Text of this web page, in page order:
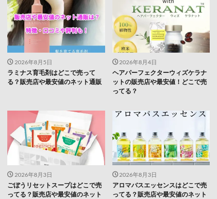
2026年8月5日
ラミナス育毛剤はどこで売って
る？販売店や最安値のネット通販
2026年8月4日
ヘアパーフェクターウィズケラナ
ットの販売店や最安値！どこで売
ってる？
2026年8月3日
ごぼうリセットスープはどこで売
ってる？販売店や最安値のネット
2026年8月3日
アロマバスエッセンスはどこで売
ってる？販売店や最安値のネット